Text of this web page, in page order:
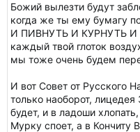
Божий вылезти будут
когда же ты ему бумагу
И ПИВНУТЬ И КУРНУТЬ И
каждый твой глоток
мы тоже очень будем
И вот Совет от Русского
только наоборот,
будет, и в ладоши
Мурку споет, а в Кончиту